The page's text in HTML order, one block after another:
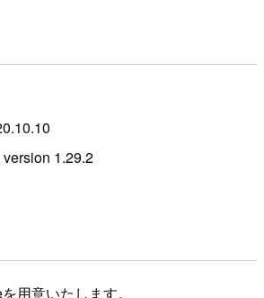
1.29.2
用意いたします。